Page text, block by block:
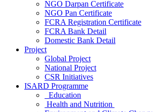
NGO Darpan Certificate
NGO Pan Certificate
FCRA Registration Certificate
FCRA Bank Detail
Domestic Bank Detail
Project
Global Project
National Project
CSR Initiatives
ISARD Programme
Education
Health and Nutrition